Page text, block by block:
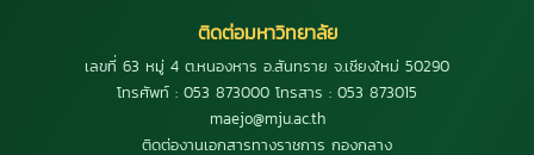
ติดต่อมหาวิทยาลัย
เลขที่ 63 หมู่ 4 ต.หนองหาร อ.สันทราย จ.เชียงใหม่ 50290
โทรศัพท์ : 053 873000 โทรสาร : 053 873015
maejo@mju.ac.th
ติดต่องานเอกสารทางราชการ กองกลาง